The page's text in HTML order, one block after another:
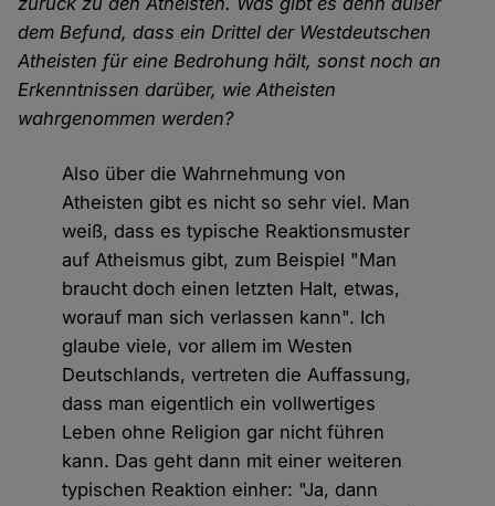
dem Befund, dass ein Drittel der Westdeutschen
Atheisten für eine Bedrohung hält, sonst noch an
Erkenntnissen darüber, wie Atheisten
wahrgenommen werden?
Also über die Wahrnehmung von
Atheisten gibt es nicht so sehr viel. Man
weiß, dass es typische Reaktionsmuster
auf Atheismus gibt, zum Beispiel "Man
braucht doch einen letzten Halt, etwas,
worauf man sich verlassen kann". Ich
glaube viele, vor allem im Westen
Deutschlands, vertreten die Auffassung,
dass man eigentlich ein vollwertiges
Leben ohne Religion gar nicht führen
kann. Das geht dann mit einer weiteren
typischen Reaktion einher: "Ja, dann